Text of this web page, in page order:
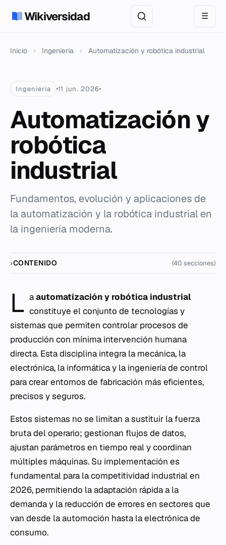
Wikiversidad ☰
Inicio › Ingeniería › Automatización y robótica industrial
Ingeniería 11 jun. 2026
Automatización y
robótica
industrial
Fundamentos, evolución y aplicaciones de
la automatización y la robótica industrial en
la ingeniería moderna.
CONTENIDO (40 secciones)
L aautomatización y robótica industrial
constituye el conjunto de tecnologías y
sistemas que permiten controlar procesos de
producción con mínima intervención humana
directa. Esta disciplina integra la mecánica, la
electrónica, la informática y la ingeniería de control
para crear entornos de fabricación más eficientes,
precisos y seguros.
Estos sistemas no se limitan a sustituir la fuerza
bruta del operario; gestionan flujos de datos,
ajustan parámetros en tiempo real y coordinan
múltiples máquinas. Su implementación es
fundamental para la competitividad industrial en
2026, permitiendo la adaptación rápida a la
demanda y la reducción de errores en sectores que
van desde la automoción hasta la electrónica de
consumo.